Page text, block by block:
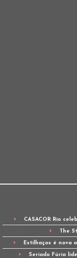
CASACOR Rio
The
Estilhaços é nova
Seriado Fúria